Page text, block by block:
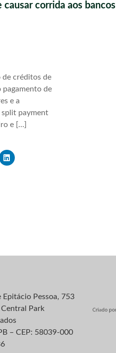
corrida aos bancos
de créditos de
pagamento de
e a
split payment
e […]
Epitácio Pessoa, 753
Park
– CEP: 58039-000